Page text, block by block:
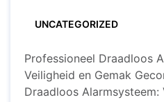
UNCATEGORIZED
Professioneel Draadloos
Veiligheid en Gemak
Draadloos Alarmsysteem: